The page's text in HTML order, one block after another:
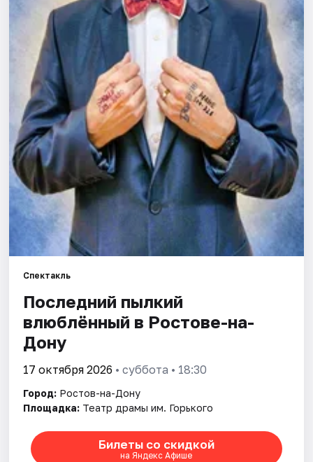
Города
Площадки
Артисты
Рейтинги
Спектакль
Последний пылкий
влюблённый в Ростове-на-
Дону
17 октября 2026 • суббота • 18:30
Город: Ростов-на-Дону
Площадка: Театр драмы им. Горького
Билеты со скидкой
на Яндекс Афише